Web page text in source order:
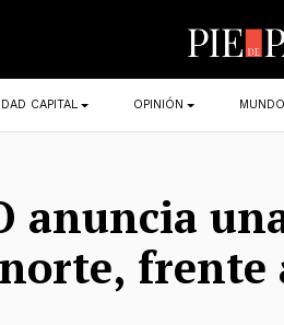
CAPITAL OPINIÓN MUNDO
anuncia
frente